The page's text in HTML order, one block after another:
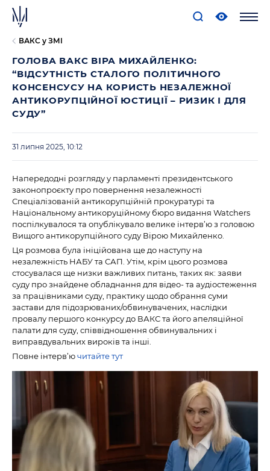
ВАКС у ЗМІ
ГОЛОВА ВАКС ВІРА МИХАЙЛЕНКО:
“ВІДСУТНІСТЬ СТАЛОГО ПОЛІТИЧНОГО
КОНСЕНСУСУ НА КОРИСТЬ НЕЗАЛЕЖНОЇ
АНТИКОРУПЦІЙНОЇ ЮСТИЦІЇ – РИЗИК І ДЛЯ
СУДУ”
31 липня 2025, 10:12
Напередодні розгляду у парламенті президентського
законопроєкту про повернення незалежності
Спеціалізованій антикорупційній прокуратурі та
Національному антикоруційному бюро видання Watchers
поспілкувалося та опублікувало велике інтерв’ю з головою
Вищого антикорупційного суду Вірою Михайленко.
Ця розмова була ініційована ще до наступу на
незалежність НАБУ та САП. Утім, крім цього розмова
стосувалася ще низки важливих питань, таких як: заяви
суду про знайдене обладнання для відео- та аудіостеження
за працівниками суду, практику щодо обрання суми
застави для підозрюваних/обвинувачених, наслідки
провалу першого конкурсу до ВАКС та його апеляційної
палати для суду, співвідношення обвинувальних і
виправдувальних вироків та інші.
Повне інтерв’ючитайте тут